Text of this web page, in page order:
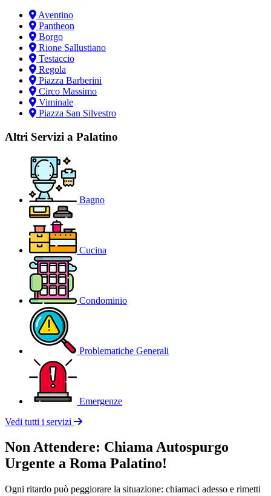
Aventino
Pantheon
Borgo
Rione Sallustiano
Testaccio
Regola
Piazza Barberini
Circo Massimo
Viminale
Piazza San Silvestro
Altri Servizi a Palatino
Bagno
Cucina
Condominio
Problematiche Generali
Emergenze
Vedi tutti i servizi
Non Attendere: Chiama Autospurgo
Urgente a Roma Palatino!
Ogni ritardo può peggiorare la situazione: chiamaci adesso e rimetti